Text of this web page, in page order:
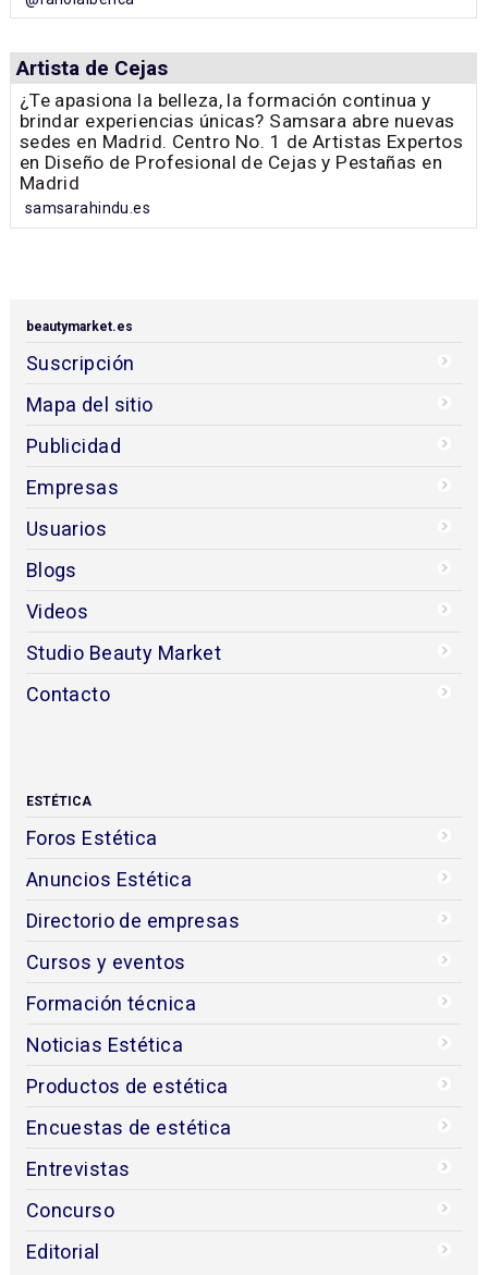
Artista de Cejas
¿Te apasiona la belleza, la formación continua y
brindar experiencias únicas? Samsara abre nuevas
sedes en Madrid. Centro No. 1 de Artistas Expertos
en Diseño de Profesional de Cejas y Pestañas en
Madrid
samsarahindu.es
beautymarket.es
Suscripción
Mapa del sitio
Publicidad
Empresas
Usuarios
Blogs
Videos
Studio Beauty Market
Contacto
ESTÉTICA
Foros Estética
Anuncios Estética
Directorio de empresas
Cursos y eventos
Formación técnica
Noticias Estética
Productos de estética
Encuestas de estética
Entrevistas
Concurso
Editorial